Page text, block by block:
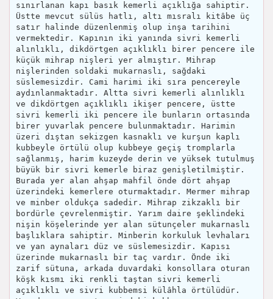
sınırlanan kapı basık kemerli açıklığa sahiptir.
Üstte mevcut sülüs hatlı, altı mısralı kitâbe üç
satır halinde düzenlenmiş olup inşa tarihini
vermektedir. Kapının iki yanında sivri kemerli
alınlıklı, dikdörtgen açıklıklı birer pencere ile
küçük mihrap nişleri yer almıştır. Mihrap
nişlerinden soldaki mukarnaslı, sağdaki
süslemesizdir. Cami harimi iki sıra pencereyle
aydınlanmaktadır. Altta sivri kemerli alınlıklı
ve dikdörtgen açıklıklı ikişer pencere, üstte
sivri kemerli iki pencere ile bunların ortasında
birer yuvarlak pencere bulunmaktadır. Harimin
üzeri dıştan sekizgen kasnaklı ve kurşun kaplı
kubbeyle örtülü olup kubbeye geçiş tromplarla
sağlanmış, harim kuzeyde derin ve yüksek tutulmuş
büyük bir sivri kemerle biraz genişletilmiştir.
Burada yer alan ahşap mahfil önde dört ahşap
üzerindeki kemerlere oturmaktadır. Mermer mihrap
ve minber oldukça sadedir. Mihrap zikzaklı bir
bordürle çevrelenmiştir. Yarım daire şeklindeki
nişin köşelerinde yer alan sütunçeler mukarnaslı
başlıklara sahiptir. Minberin korkuluk levhaları
ve yan aynaları düz ve süslemesizdir. Kapısı
üzerinde mukarnaslı bir taç vardır. Önde iki
zarif sütuna, arkada duvardaki konsollara oturan
köşk kısmı iki renkli taştan sivri kemerli
açıklıklı ve sivri kubbemsi külâhla örtülüdür.